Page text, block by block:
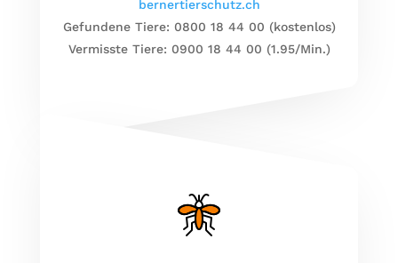
bernertierschutz.ch
Gefundene Tiere: 0800 18 44 00 (kostenlos)
Vermisste Tiere: 0900 18 44 00 (1.95/Min.)